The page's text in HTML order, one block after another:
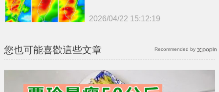
2026/04/22 15:12:19
您也可能喜歡這些文章 Recommended by